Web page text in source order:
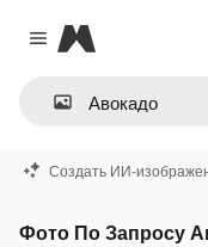
Close menu
Magnific
Создать ИИ-
Фото По Запросу